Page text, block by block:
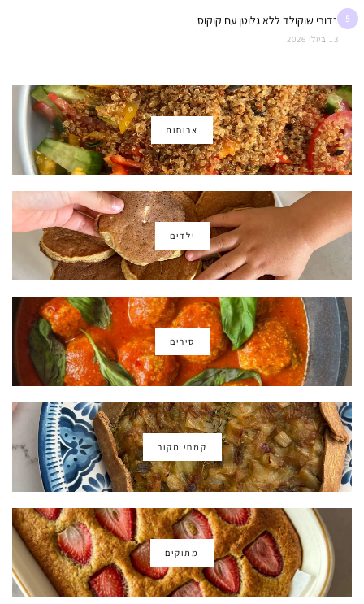
5 כדורי שוקולד ללא גלוטן עם קוקוס
13 ביולי 2026
ארוחות
ילדים
סירים
קמחי מקור
מתוקים